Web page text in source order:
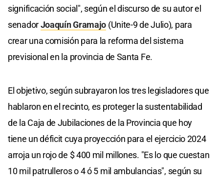
significación social", según el discurso de su autor el
senadorJoaquín Gramajo (Unite-9 de Julio), para
crear una comisión para la reforma del sistema
previsional en la provincia de Santa Fe.
El objetivo, según subrayaron los tres legisladores que
hablaron en el recinto, es proteger la sustentabilidad
de la Caja de Jubilaciones de la Provincia que hoy
tiene un déficit cuya proyección para el ejercicio 2024
arroja un rojo de $ 400 mil millones. "Es lo que cuestan
10 mil patrulleros o 4 ó 5 mil ambulancias", según su